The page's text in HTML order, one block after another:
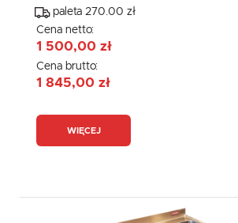
paleta 270.00 zł
Cena netto:
1 500,00 zł
Cena brutto:
1 845,00 zł
WIĘCEJ